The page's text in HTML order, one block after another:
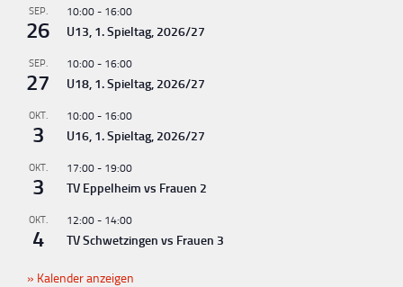
SEP.
26
10:00 - 16:00
U13, 1. Spieltag, 2026/27
SEP.
27
10:00 - 16:00
U18, 1. Spieltag, 2026/27
OKT.
3
10:00 - 16:00
U16, 1. Spieltag, 2026/27
OKT.
3
17:00 - 19:00
TV Eppelheim vs Frauen 2
OKT.
4
12:00 - 14:00
TV Schwetzingen vs Frauen 3
Kalender anzeigen